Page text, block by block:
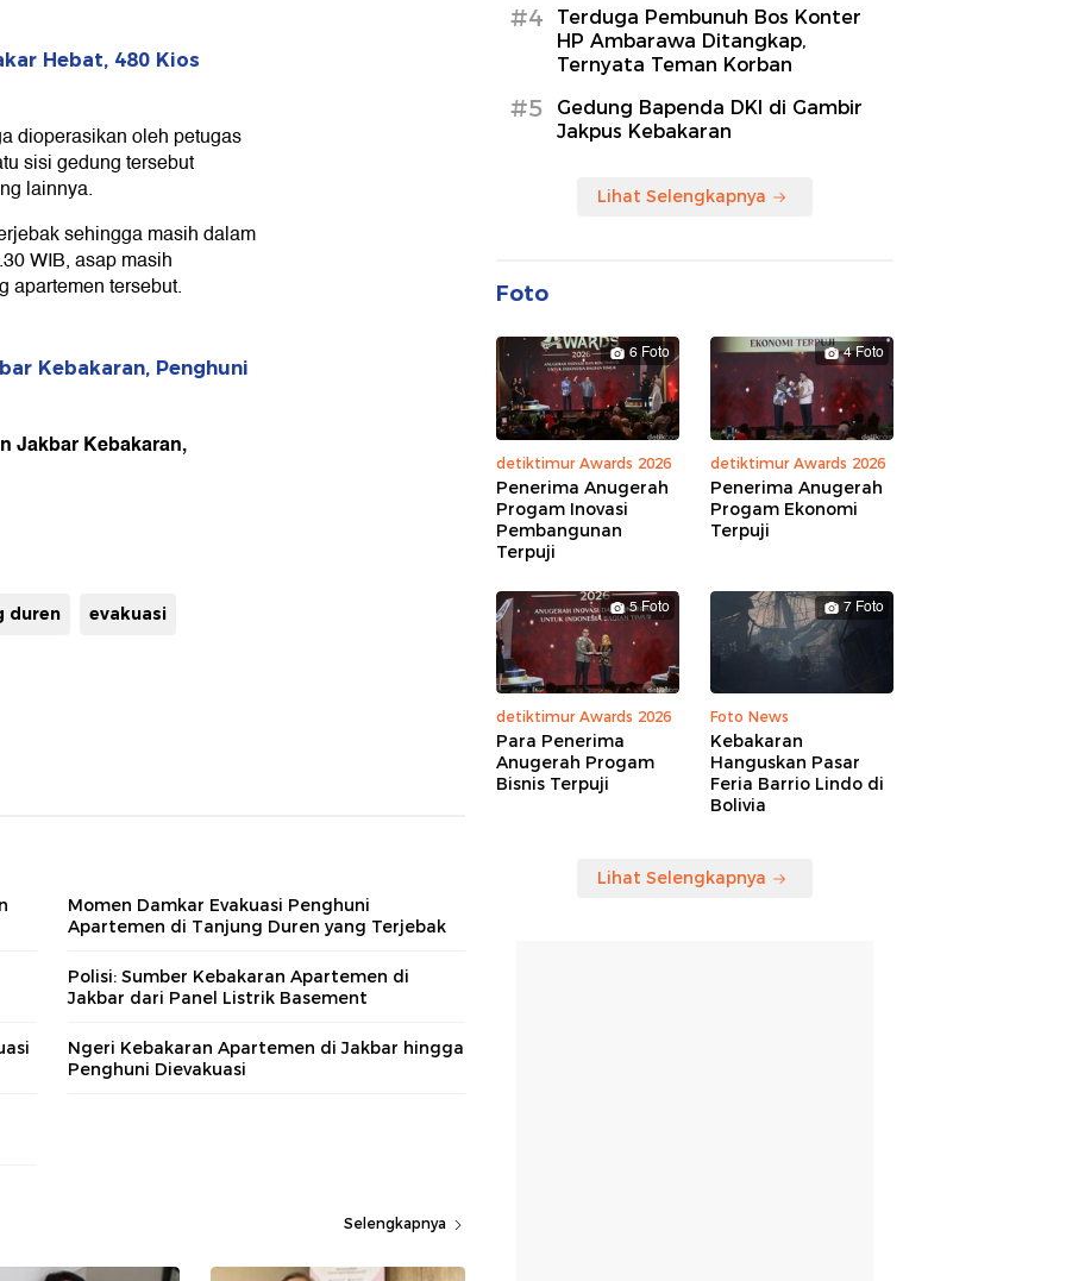
Hebat, 480 Kios
dioperasikan oleh petugas
sisi gedung tersebut
lainnya.
sehingga masih dalam
WIB, asap masih
apartemen tersebut.
Kebakaran, Penghuni
Jakbar Kebakaran,
duren evakuasi
Momen Damkar Evakuasi Penghuni
Apartemen di Tanjung Duren yang Terjebak
Polisi: Sumber Kebakaran Apartemen di
Jakbar dari Panel Listrik Basement
Ngeri Kebakaran Apartemen di Jakbar hingga
Penghuni Dievakuasi
Selengkapnya
#4
Terduga Pembunuh Bos Konter
HP Ambarawa Ditangkap,
Ternyata Teman Korban
#5
Gedung Bapenda DKI di Gambir
Jakpus Kebakaran
Lihat Selengkapnya
Foto
6 Foto
detiktimur Awards 2026
Penerima Anugerah
Progam Inovasi
Pembangunan
Terpuji
4 Foto
detiktimur Awards 2026
Penerima Anugerah
Progam Ekonomi
Terpuji
5 Foto
detiktimur Awards 2026
Para Penerima
Anugerah Progam
Bisnis Terpuji
7 Foto
Foto News
Kebakaran
Hanguskan Pasar
Feria Barrio Lindo di
Bolivia
Lihat Selengkapnya